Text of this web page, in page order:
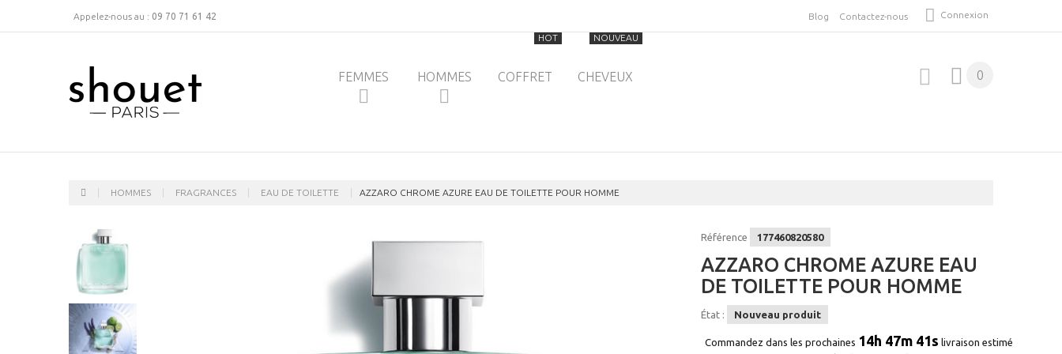
Connexion
Blog Contactez-nous
Appelez-nous au : 09 70 71 61 42
FEMMES HOMMES COFFRET
HOT
CHEVEUX
NOUVEAU
0
HOMMES FRAGRANCES EAU DE TOILETTE AZZARO CHROME AZURE EAU DE TOILETTE POUR HOMME
Référence 177460820580
AZZARO CHROME AZURE EAU
DE TOILETTE POUR HOMME
État : Nouveau produit
Commandez dans les prochaines 14h 47m 41s livraison estimé